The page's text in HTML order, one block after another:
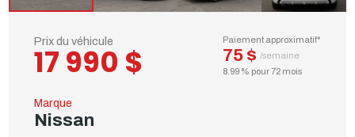
Prix du véhicule
17 990 $
Paiement approximatif*
75 $ /semaine
8.99 % pour 72 mois
Marque
Nissan